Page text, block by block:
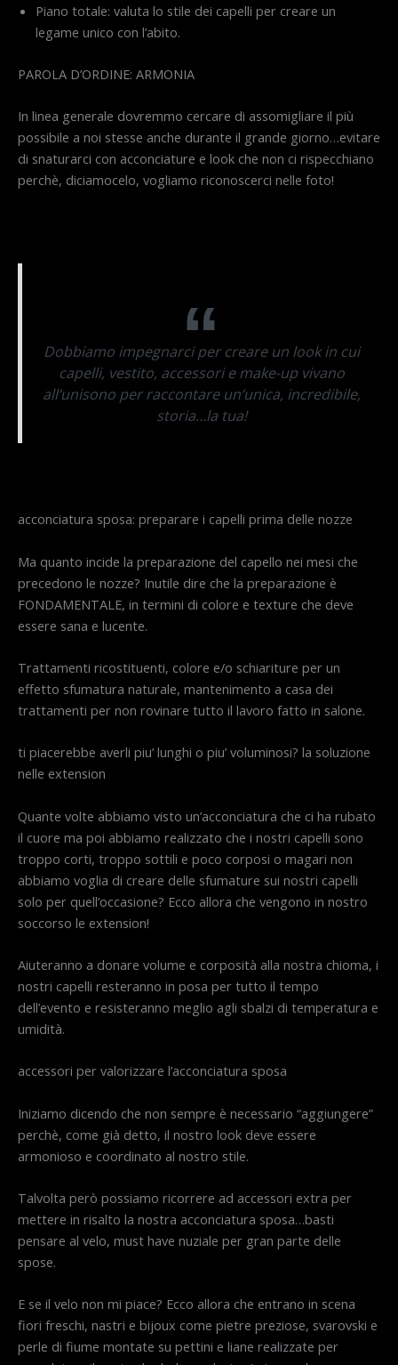
Piano totale: valuta lo stile dei capelli per creare un
legame unico con l’abito.
PAROLA D’ORDINE: ARMONIA
In linea generale dovremmo cercare di assomigliare il più
possibile a noi stesse anche durante il grande giorno…evitare
di snaturarci con acconciature e look che non ci rispecchiano
perchè, diciamocelo, vogliamo riconoscerci nelle foto!
Dobbiamo impegnarci per creare un look in cui
capelli, vestito, accessori e make-up vivano
all’unisono per raccontare un’unica, incredibile,
storia…la tua!
acconciatura sposa: preparare i capelli prima delle nozze
Ma quanto incide la preparazione del capello nei mesi che
precedono le nozze? Inutile dire che la preparazione è
FONDAMENTALE, in termini di colore e texture che deve
essere sana e lucente.
Trattamenti ricostituenti, colore e/o schiariture per un
effetto sfumatura naturale, mantenimento a casa dei
trattamenti per non rovinare tutto il lavoro fatto in salone.
ti piacerebbe averli piu’ lunghi o piu’ voluminosi? la soluzione
nelle extension
Quante volte abbiamo visto un’acconciatura che ci ha rubato
il cuore ma poi abbiamo realizzato che i nostri capelli sono
troppo corti, troppo sottili e poco corposi o magari non
abbiamo voglia di creare delle sfumature sui nostri capelli
solo per quell’occasione? Ecco allora che vengono in nostro
soccorso le extension!
Aiuteranno a donare volume e corposità alla nostra chioma, i
nostri capelli resteranno in posa per tutto il tempo
dell’evento e resisteranno meglio agli sbalzi di temperatura e
umidità.
accessori per valorizzare l’acconciatura sposa
Iniziamo dicendo che non sempre è necessario “aggiungere”
perchè, come già detto, il nostro look deve essere
armonioso e coordinato al nostro stile.
Talvolta però possiamo ricorrere ad accessori extra per
mettere in risalto la nostra acconciatura sposa…basti
pensare al velo, must have nuziale per gran parte delle
spose.
E se il velo non mi piace? Ecco allora che entrano in scena
fiori freschi, nastri e bijoux come pietre preziose, svarovski e
perle di fiume montate su pettini e liane realizzate per